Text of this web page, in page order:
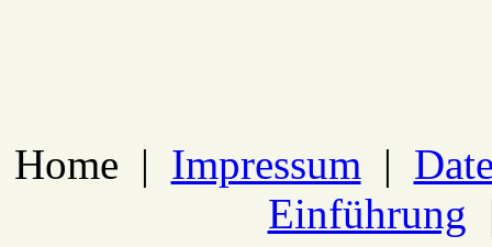
Home | Impressum |
Einführung